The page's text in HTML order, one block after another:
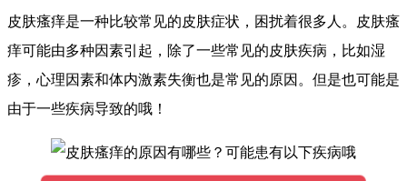
皮肤瘙痒是一种比较常见的皮肤症状，困扰着很多人。皮肤瘙
痒可能由多种因素引起，除了一些常见的皮肤疾病，比如湿
疹，心理因素和体内激素失衡也是常见的原因。但是也可能是
由于一些疾病导致的哦！